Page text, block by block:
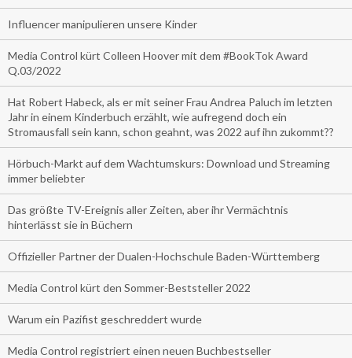
Influencer manipulieren unsere Kinder
Media Control kürt Colleen Hoover mit dem #BookTok Award
Q.03/2022
Hat Robert Habeck, als er mit seiner Frau Andrea Paluch im letzten
Jahr in einem Kinderbuch erzählt, wie aufregend doch ein
Stromausfall sein kann, schon geahnt, was 2022 auf ihn zukommt??
Hörbuch-Markt auf dem Wachtumskurs: Download und Streaming
immer beliebter
Das größte TV-Ereignis aller Zeiten, aber ihr Vermächtnis
hinterlässt sie in Büchern
Offizieller Partner der Dualen-Hochschule Baden-Württemberg
Media Control kürt den Sommer-Beststeller 2022
Warum ein Pazifist geschreddert wurde
Media Control registriert einen neuen Buchbestseller